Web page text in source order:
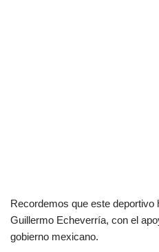
Recordemos que este deportivo
Guillermo Echeverría, con el
gobierno mexicano.